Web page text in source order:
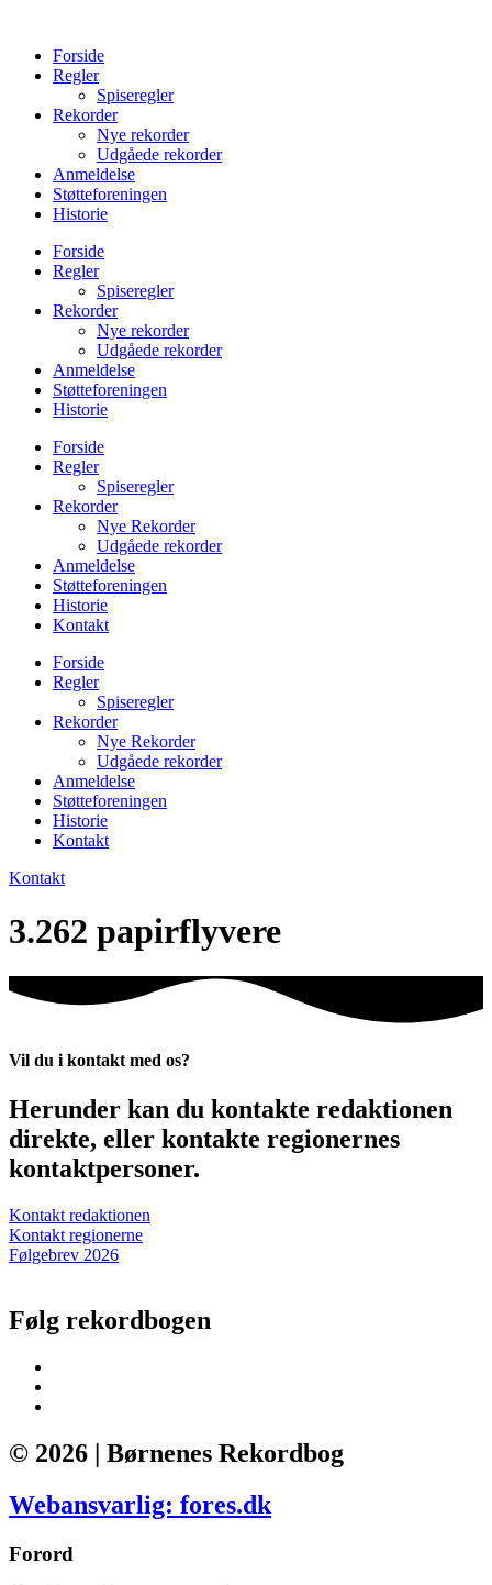
indholdForside
Regler
Spiseregler
Rekorder
Nye rekorder
Udgåede rekorder
Anmeldelse
Støtteforeningen
Historie
Forside
Regler
Spiseregler
Rekorder
Nye rekorder
Udgåede rekorder
Anmeldelse
Støtteforeningen
Historie
Forside
Regler
Spiseregler
Rekorder
Nye Rekorder
Udgåede rekorder
Anmeldelse
Støtteforeningen
Historie
Kontakt
Forside
Regler
Spiseregler
Rekorder
Nye Rekorder
Udgåede rekorder
Anmeldelse
Støtteforeningen
Historie
Kontakt
Kontakt
3.262 papirflyvere
Vil du i kontakt med os?
Herunder kan du kontakte redaktionen
direkte, eller kontakte regionernes
kontaktpersoner.
Kontakt redaktionen
Kontakt regionerne
Følgebrev 2026
Følg rekordbogen
© 2026 | Børnenes Rekordbog
Webansvarlig: fores.dk
Forord